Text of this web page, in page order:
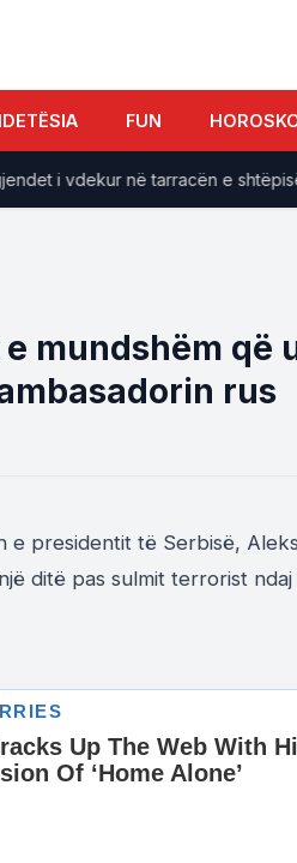
FUN
i vdekur në tarracën e shtëpisë,
mundshëm që
rus
e presidentit të Serbisë,
ditë pas sulmit terrorist ndaj